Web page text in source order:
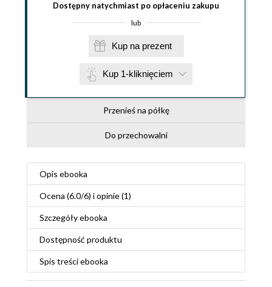
Dostępny natychmiast po opłaceniu zakupu
lub
Kup na prezent
Kup 1-kliknięciem
Przenieś na półkę
Do przechowalni
Opis ebooka
Ocena (6.0/6) i opinie (1)
Szczegółyebooka
Dostępność produktu
Spis treściebooka